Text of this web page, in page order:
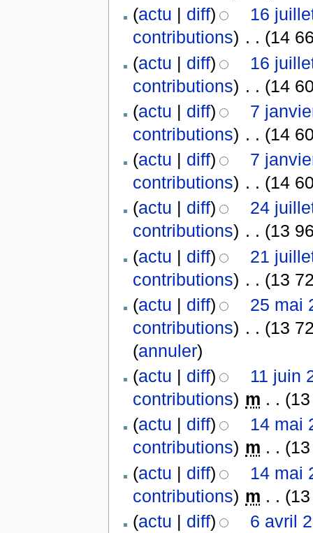
(actu | diff)
16
contributions) . . (14
(actu | diff)
16
contributions) . . (14
(actu | diff)
7
contributions) . . (14
(actu | diff)
7
contributions) . . (14
(actu | diff)
24
contributions) . . (13
(actu | diff)
21
contributions) . . (13
(actu | diff)
25 mai
contributions) . . (13
(annuler)
(actu | diff)
11 juin
contributions) m . .
(actu | diff)
14 mai
contributions) m . .
(actu | diff)
14 mai
contributions) m . .
(actu | diff)
6 avril